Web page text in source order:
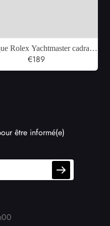
Rolex Yachtmaster cadran
lunette automatique pour
€189
être informé(e)